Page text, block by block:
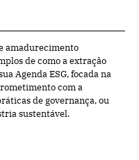
amadurecimento
de como a extração
Agenda ESG, focada na
com a
de governança, ou
sustentável.